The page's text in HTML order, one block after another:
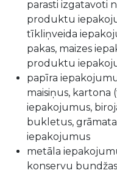
parasti izgatavoti
produktu
tīkliņveida
pakas, maizes
produktu
papīra
maisiņus, kartona
iepakojumus,
bukletus,
iepakojumus
metāla
konservu